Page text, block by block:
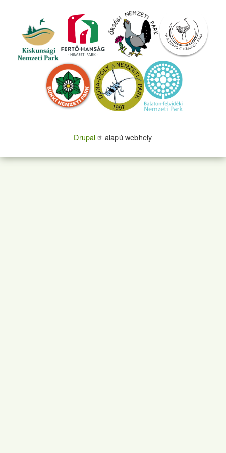
Drupal alapú webhely